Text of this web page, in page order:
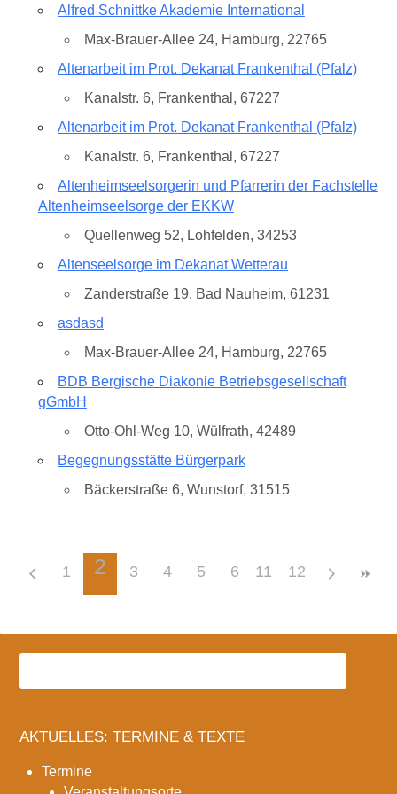
Alfred Schnittke Akademie International
Max-Brauer-Allee 24, Hamburg, 22765
Altenarbeit im Prot. Dekanat Frankenthal (Pfalz)
Kanalstr. 6, Frankenthal, 67227
Altenarbeit im Prot. Dekanat Frankenthal (Pfalz)
Kanalstr. 6, Frankenthal, 67227
Altenheimseelsorgerin und Pfarrerin der Fachstelle
Altenheimseelsorge der EKKW
Quellenweg 52, Lohfelden, 34253
Altenseelsorge im Dekanat Wetterau
Zanderstraße 19, Bad Nauheim, 61231
asdasd
Max-Brauer-Allee 24, Hamburg, 22765
BDB Bergische Diakonie Betriebsgesellschaft
gGmbH
Otto-Ohl-Weg 10, Wülfrath, 42489
Begegnungsstätte Bürgerpark
Bäckerstraße 6, Wunstorf, 31515
1 2 3 4 5 6 7 8 9 10
11 12
AKTUELLES: TERMINE & TEXTE
Termine